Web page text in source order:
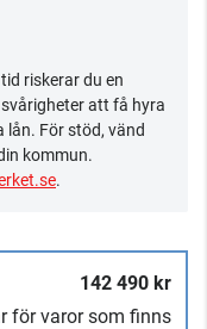
riskerar du en
att få hyra
lån. För stöd, vänd
kommun.
.
142 490 kr
för varor som finns